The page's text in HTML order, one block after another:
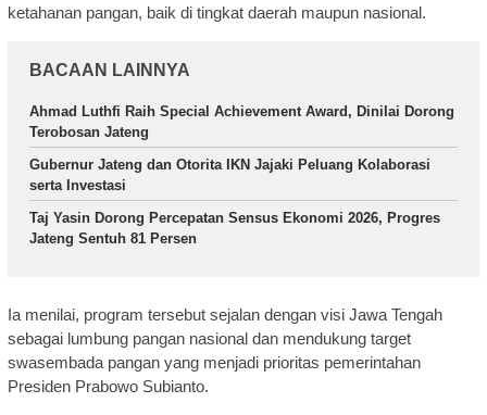
ketahanan pangan, baik di tingkat daerah maupun nasional.
BACAAN LAINNYA
Ahmad Luthfi Raih Special Achievement Award, Dinilai Dorong
Terobosan Jateng
Gubernur Jateng dan Otorita IKN Jajaki Peluang Kolaborasi
serta Investasi
Taj Yasin Dorong Percepatan Sensus Ekonomi 2026, Progres
Jateng Sentuh 81 Persen
Ia menilai, program tersebut sejalan dengan visi Jawa Tengah
sebagai lumbung pangan nasional dan mendukung target
swasembada pangan yang menjadi prioritas pemerintahan
Presiden Prabowo Subianto.